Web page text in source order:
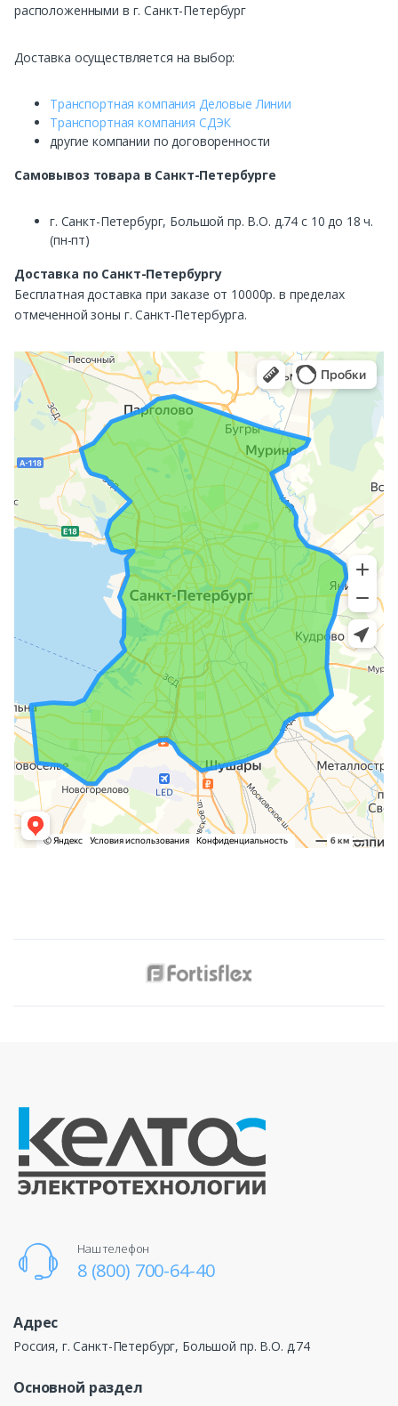
расположенными в г. Санкт-Петербург
Доставка осуществляется на выбор:
Транспортная компания Деловые Линии
Транспортная компания СДЭК
другие компании по договоренности
Самовывоз товара в Санкт-Петербурге
г. Санкт-Петербург, Большой пр. В.О. д.74 с 10 до 18 ч.
(пн-пт)
Доставка по Санкт-Петербургу
Бесплатная доставка при заказе от 10000р. в пределах
отмеченной зоны г. Санкт-Петербурга.
Наш телефон
8 (800) 700-64-40
Адрес
Россия, г. Санкт-Петербург, Большой пр. В.О. д.74
Основной раздел